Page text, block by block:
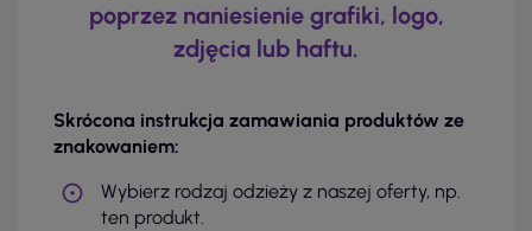
poprzez naniesienie grafiki, logo,
zdjęcia lub haftu.
Skrócona instrukcja zamawiania produktów ze
znakowaniem:
Wybierz rodzaj odzieży z naszej oferty, np.
ten produkt.